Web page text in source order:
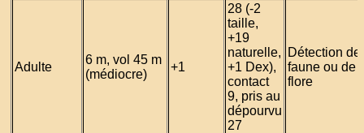
Adulte
6 m, vol 45 m
(médiocre)
+1
28 (-2
taille,
+19
naturelle,
+1 Dex),
contact
9, pris au
dépourvu
27
Détection de
faune ou de
flore